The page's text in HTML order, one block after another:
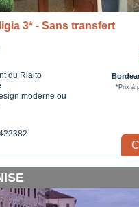
3* - Sans transfert
du Rialto
moderne ou
*Prix à